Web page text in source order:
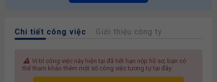
Chi tiết công việc Giới thiệu công ty
Vị trí công việc này hiện tại đã hết hạn nộp hồ sơ, bạn có
thể tham khảo thêm một số công việc tương tự tại đây: